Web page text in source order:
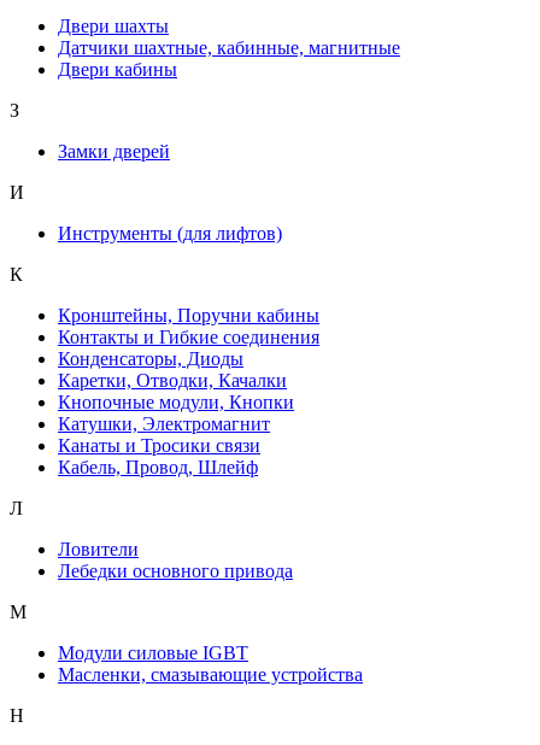
Двери шахты
Датчики шахтные, кабинные, магнитные
Двери кабины
З
Замки дверей
И
Инструменты (для лифтов)
К
Кронштейны, Поручни кабины
Контакты и Гибкие соединения
Конденсаторы, Диоды
Каретки, Отводки, Качалки
Кнопочные модули, Кнопки
Катушки, Электромагнит
Канаты и Тросики связи
Кабель, Провод, Шлейф
Л
Ловители
Лебедки основного привода
М
Модули силовые IGBT
Масленки, смазывающие устройства
Н